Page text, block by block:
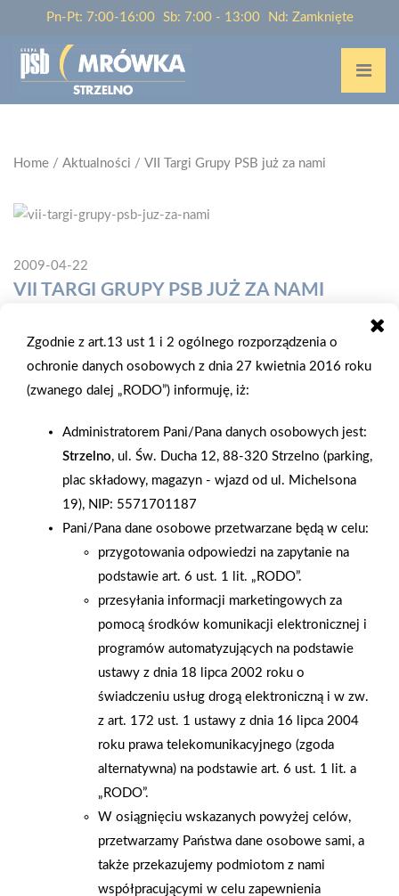
Pn-Pt: 7:00-16:00 Sb: 7:00 - 13:00 Nd: Zamknięte
Home / Aktualności / VII Targi Grupy PSB już za nami
2009-04-22
VII TARGI GRUPY PSB JUŻ ZA NAMI
Przedstawiciele 171 wystawców i 215 firm kupieckich PSB
uczestniczyło, w dniach 23-24 kwietnia 2009 r., w VII Targach
Grupy PSB, które odbyły się w Centrum Targowym w Kielcach.
zabrakło kamer telewizyjnych: TVN CNBCbiznes i TVP Kielce,
do których wypowiadał się zarząd PSB, wystawcy i kupcy PSB.
Targi PSB to impreza typowo handlowa, wyłącznie dla kupców
PSB i dostawców Grupy PSB (bez udziału publiczności). Targi
tego typu, wyłącznie dla określonej grupy kupców i dla stałych
dostawców, organizowane są w Europie Zachodniej i w USA od
lat. Grupa PSB skorzystała z wzorców Euro-Matu, organizacji
22 grup zakupowo-sprzedażowych działających w 19
państwach, do której PSB należy od 1999 roku.
AKTUALNOŚCI
Zgodnie z art.13 ust 1 i 2 ogólnego rozporządzenia o
ochronie danych osobowych z dnia 27 kwietnia 2016 roku
(zwanego dalej „RODO”) informuję, iż:
Administratorem Pani/Pana danych osobowych jest:
Strzelno, ul. Św. Ducha 12, 88-320 Strzelno (parking,
plac składowy, magazyn - wjazd od ul. Michelsona
19), NIP: 5571701187
Pani/Pana dane osobowe przetwarzane będą w celu:
przygotowania odpowiedzi na zapytanie na
podstawie art. 6 ust. 1 lit. „RODO”.
przesyłania informacji marketingowych za
pomocą środków komunikacji elektronicznej i
programów automatyzujących na podstawie
ustawy z dnia 18 lipca 2002 roku o
świadczeniu usług drogą elektroniczną i w zw.
z art. 172 ust. 1 ustawy z dnia 16 lipca 2004
roku prawa telekomunikacyjnego (zgoda
alternatywna) na podstawie art. 6 ust. 1 lit. a
„RODO”.
W osiągnięciu wskazanych powyżej celów,
przetwarzamy Państwa dane osobowe sami, a
także przekazujemy podmiotom z nami
współpracującymi w celu zapewnienia